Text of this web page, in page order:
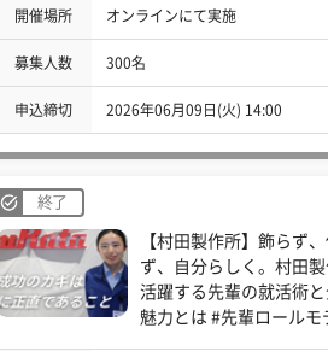
開催場所 オンラインにて実施
募集人数 300名
申込締切 2026年06月09日(火) 14:00
終了
【村田製作所】飾らず、
ず、自分らしく。村田
活躍する先輩の就活術
魅力とは #先輩ロールモ